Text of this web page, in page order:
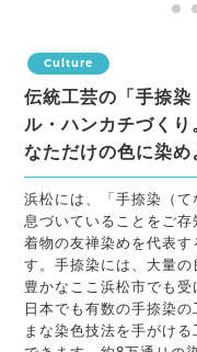
1
Culture
伝統工芸の「手捺
ル・ハンカチづく
なただけの色に染め
浜松には、「手捺染（
息づいていることをご
着物の友禅染めを代表
す。手捺染には、大量
豊かなここ浜松市でも受
日本でも有数の手捺染
まな染色技法を手がけ